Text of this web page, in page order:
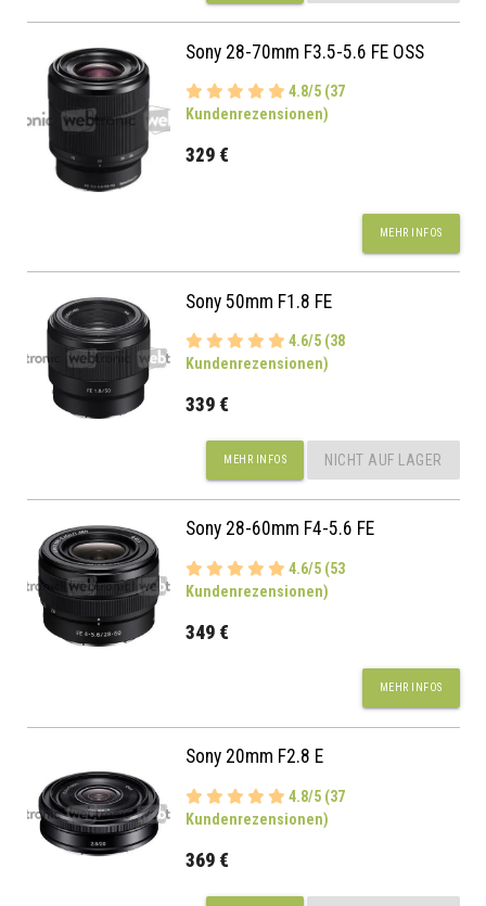
Sony 28-70mm F3.5-5.6 FE OSS
4.8/5 (37
Kundenrezensionen)
329 €
MEHR INFOS
Sony 50mm F1.8 FE
4.6/5 (38
Kundenrezensionen)
339 €
MEHR INFOS NICHT AUF LAGER
Sony 28-60mm F4-5.6 FE
4.6/5 (53
Kundenrezensionen)
349 €
MEHR INFOS
Sony 20mm F2.8 E
4.8/5 (37
Kundenrezensionen)
369 €